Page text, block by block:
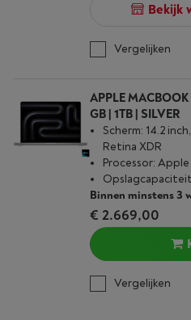
Bekijk
Vergelijken
APPLE
GB | 1TB | SILVER
Scherm: 14.2
Retina XDR
Processor: Apple
Binnen minstens 3
€ 2.669,00
Vergelijken